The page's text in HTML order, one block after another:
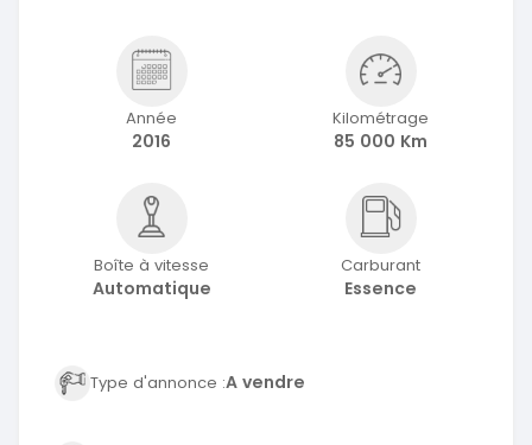
Année
2016
Kilométrage
85 000 Km
Boîte à vitesse
Automatique
Carburant
Essence
Type d'annonce :A vendre